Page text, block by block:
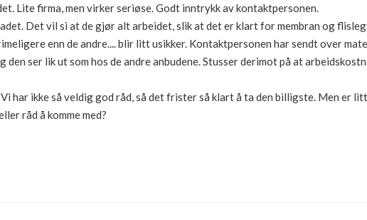
Lite firma, men virker seriøse. Godt inntrykk av kontaktpersonen.
Det vil si at de gjør alt arbeidet, slik at det er klart for membran og
enn de andre.... blir litt usikker. Kontaktpersonen har sendt over
ser lik ut som hos de andre anbudene. Stusser derimot på at
har ikke så veldig god råd, så det frister så klart å ta den billigste. Men er
råd å komme med?